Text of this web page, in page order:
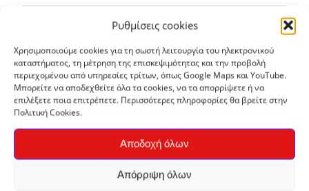
Ρυθμίσεις cookies
Χρησιμοποιούμε cookies για τη σωστή λειτουργία του ηλεκτρονικού
καταστήματος, τη μέτρηση της επισκεψιμότητας και την προβολή
περιεχομένου από υπηρεσίες τρίτων, όπως Google Maps και YouTube.
Μπορείτε να αποδεχθείτε όλα τα cookies, να τα απορρίψετε ή να
επιλέξετε ποια επιτρέπετε. Περισσότερες πληροφορίες θα βρείτε στην
Πολιτική Cookies.
Αποδοχή όλων
Απόρριψη όλων
ΩΡΑΡΙΟ ΛΕΙΤΟΥΡΓΙΑΣ